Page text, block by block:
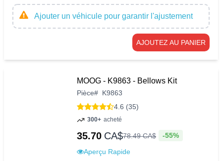
Ajouter un véhicule pour garantir l'ajustement
AJOUTEZ AU PANIER
MOOG - K9863 - Bellows Kit
Pièce# K9863
4.6 (35)
300+ acheté
35.70 CA$78.49CA$ -55%
Aperçu Rapide